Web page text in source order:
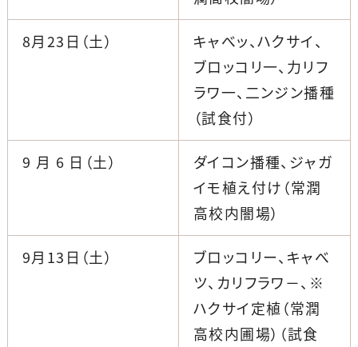
8月23日（土）
キャべッ、ハクサイ、
ブロッコリ一、力リフ
ラワ一、二ンジン播種
（試食付）
9 月 6 日（土）
ダイコン播種、ジャガ
イモ植え付け（常潤
高校内闇場）
9月13日（土）
ブロッコリー、キャべ
ツ、カリフラワ－、※
ハクサイ定植（常潤
高校内圃場）（試食